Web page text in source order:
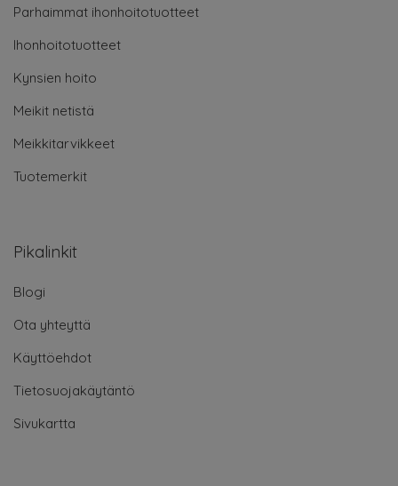
Parhaimmat ihonhoitotuotteet
Ihonhoitotuotteet
Kynsien hoito
Meikit netistä
Meikkitarvikkeet
Tuotemerkit
Pikalinkit
Blogi
Ota yhteyttä
Käyttöehdot
Tietosuojakäytäntö
Sivukartta